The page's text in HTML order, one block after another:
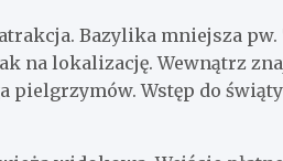
Bazylika mniejsza
na lokalizację. Wewnątrz
pielgrzymów. Wstęp do